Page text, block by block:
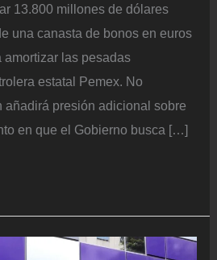
13.800 millones de dólares
una canasta de bonos en euros
las pesadas
estatal Pemex. No
añadirá presión adicional sobre
en que el Gobierno busca […]